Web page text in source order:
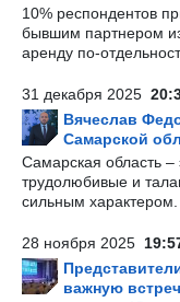
10% респондентов
бывшим партнером
аренду по-
31 декабря 2025
Вячеслав
Самарской
Самарская область –
трудолюбивые и
сильным характером.
28 ноября 2025
важную